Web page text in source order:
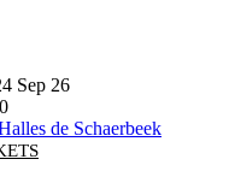
Sep 26
de Schaerbeek